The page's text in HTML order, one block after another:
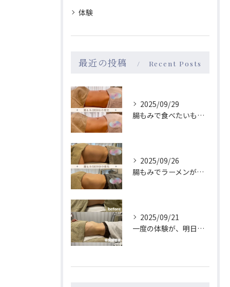
体験
最近の投稿 Recent Posts
2025/09/29
腸もみで食べたいものが変わる！→食が変わると性格も変わる？！
2025/09/26
腸もみでラーメンが食べたくなくなる😳？！
2025/09/21
一度の体験が、明日のあなたを格別にする🫧